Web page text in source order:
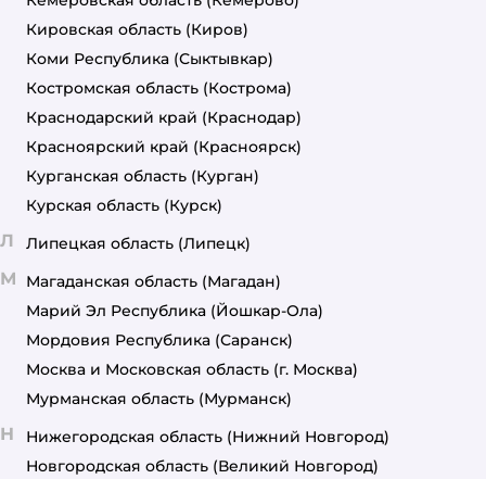
Кировская область (Киров)
Коми Республика (Сыктывкар)
Костромская область (Кострома)
Краснодарский край (Краснодар)
Красноярский край (Красноярск)
Курганская область (Курган)
Курская область (Курск)
Л Липецкая область (Липецк)
М Магаданская область (Магадан)
Марий Эл Республика (Йошкар-Ола)
Мордовия Республика (Саранск)
Москва и Московская область (г. Москва)
Мурманская область (Мурманск)
Н Нижегородская область (Нижний Новгород)
Новгородская область (Великий Новгород)